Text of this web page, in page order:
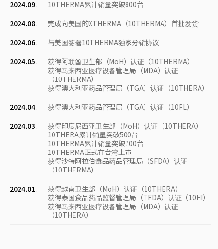
2024.09.
10THERMA累计销量突破800台
2024.08.
完成向美国的XTHERMA（10THERMA）首批发货
2024.06.
与美国签署10THERMA独家分销协议
2024.05.
获得阿联酋卫生部（MoH）认证（10THERMA）
获得马来西亚医疗设备管理局（MDA）认证
（10THERMA）
获得澳大利亚药品管理局（TGA）认证（10THERA）
2024.04.
获得澳大利亚药品管理局（TGA）认证（10PL）
2024.03.
获得印度尼西亚卫生部（MoH）认证（10THERA）
10THERA累计销量突破500台
10THERMA累计销量突破700台
10THERMA正式在台湾上市
获得沙特阿拉伯食品药品管理局（SFDA）认证
（10THERMA）
2024.01.
获得越南卫生部（MoH）认证（10THERA）
获得泰国食品药品监督管理局（TFDA）认证（10HI）
获得马来西亚医疗设备管理局（MDA）认证
（10THERA）